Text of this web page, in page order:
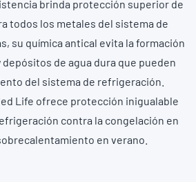
brinda protección superior de
todos los metales del sistema de
su química antical evita la formación
de agua dura que pueden
del sistema de refrigeración.
Life ofrece protección inigualable
contra la congelación en
en verano.